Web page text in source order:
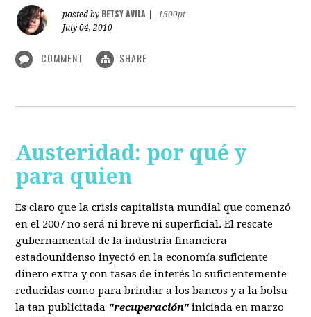
posted by BETSY AVILA
1500pt
July 04, 2010
COMMENT SHARE
Austeridad: por qué y
para quien
Es claro que la crisis capitalista mundial que comenzó
en el 2007 no será ni breve ni superficial. El rescate
gubernamental de la industria financiera
estadounidenso inyectó en la economía suficiente
dinero extra y con tasas de interés lo suficientemente
reducidas como para brindar a los bancos y a la bolsa
la tan publicitada "recuperación" iniciada en marzo